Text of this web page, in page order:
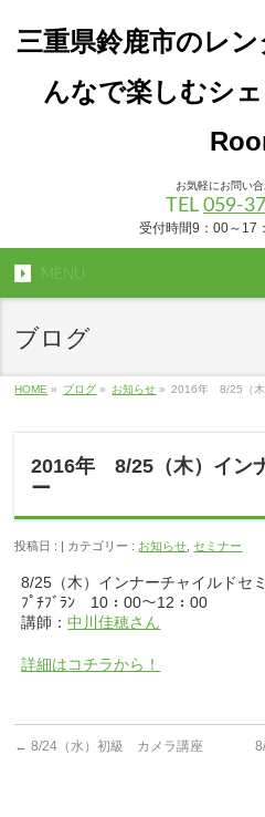
三重県鈴鹿市のレ
んなで楽しむシ
お気軽にお問い
TEL 059-
受付時間9：00～17
MENU
ブログ
HOME » ブログ » お知らせ » 2016年 8/25（木
2016年 8/25（木）イン
ー
投稿日 : | カテゴリー : お知らせ ,セミナー
8/25（木）インナーチャイルドセ
ﾌﾟﾁﾌﾞﾗﾝ 10：00～12：00
講師：中川佳穂さん
詳細はコチラから！
← 8/24（水）初級 カメラ講座